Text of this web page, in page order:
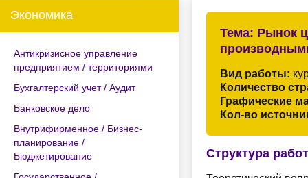
Экономика
Антикризисное управление
предприятием / территориями
Бухгалтерский учет / Аудит
Банковское дело
Внутрифирменное / Бизнес-
планирование /
Бюджетирование
Тема: Рынок
Вид работы:
Количество
Графические
Кол-во
Структура